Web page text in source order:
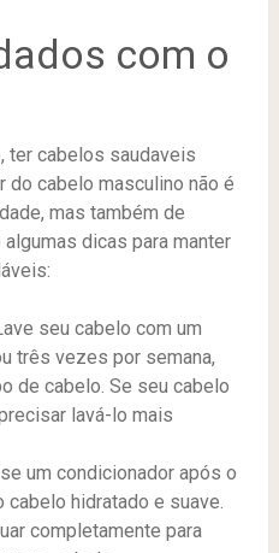
com o
ter cabelos saudaveis
do cabelo masculino não é
mas também de
dicas para manter
seu cabelo com um
três vezes por semana,
de cabelo. Se seu cabelo
lavá-lo mais
um condicionador após o
cabelo hidratado e suave.
completamente para